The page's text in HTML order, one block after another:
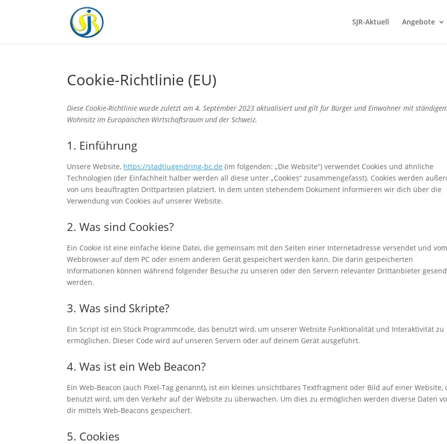
SJR-Aktuell Angebote
Cookie-Richtlinie (EU)
Diese Cookie-Richtlinie wurde zuletzt am 4. September 2023 aktualisiert und gilt für Bürger und Einwohner mit
Wohnsitz im Europäischen Wirtschaftsraum und der Schweiz.
1. Einführung
Unsere Website, https://stadtjugendring-bc.de (im folgenden: „Die Website“) verwendet Cookies und ähnliche
Technologien (der Einfachheit halber werden all diese unter „Cookies“ zusammengefasst). Cookies werden
von uns beauftragten Drittparteien platziert. In dem unten stehendem Dokument informieren wir dich über die
Verwendung von Cookies auf unserer Website.
2. Was sind Cookies?
Ein Cookie ist eine einfache kleine Datei, die gemeinsam mit den Seiten einer Internetadresse versendet und vom
Webbrowser auf dem PC oder einem anderen Gerät gespeichert werden kann. Die darin gespeicherten
Informationen können während folgender Besuche zu unseren oder den Servern relevanter Drittanbieter
werden.
3. Was sind Skripte?
Ein Script ist ein Stück Programmcode, das benutzt wird, um unserer Website Funktionalität und Interaktivität zu
ermöglichen. Dieser Code wird auf unseren Servern oder auf deinem Gerät ausgeführt.
4. Was ist ein Web Beacon?
Ein Web-Beacon (auch Pixel-Tag genannt), ist ein kleines unsichtbares Textfragment oder Bild auf einer Website,
benutzt wird, um den Verkehr auf der Website zu überwachen. Um dies zu ermöglichen werden diverse Daten
dir mittels Web-Beacons gespeichert.
5. Cookies